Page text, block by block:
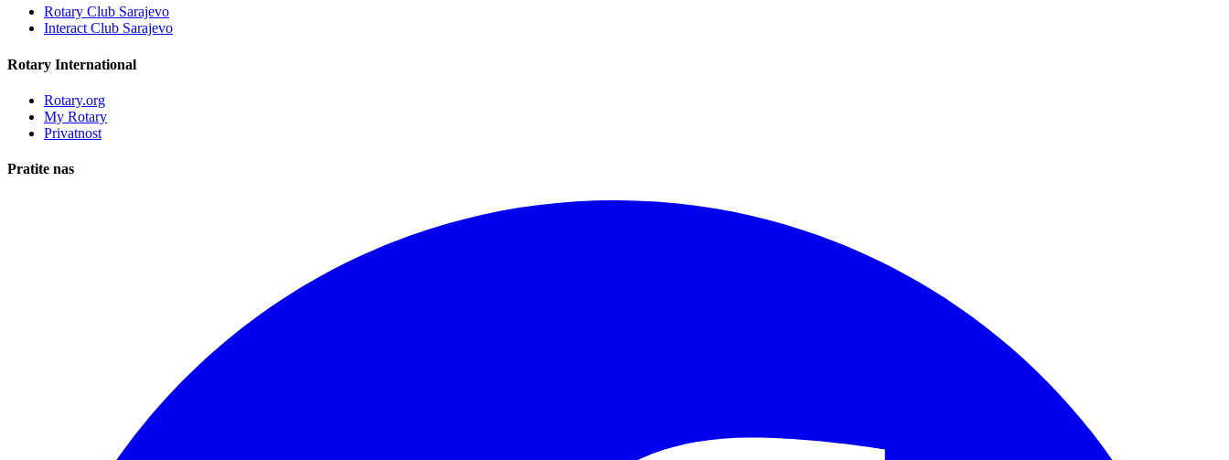
Rotary Club Sarajevo
Interact Club Sarajevo
Rotary International
Rotary.org
My Rotary
Privatnost
Pratite nas